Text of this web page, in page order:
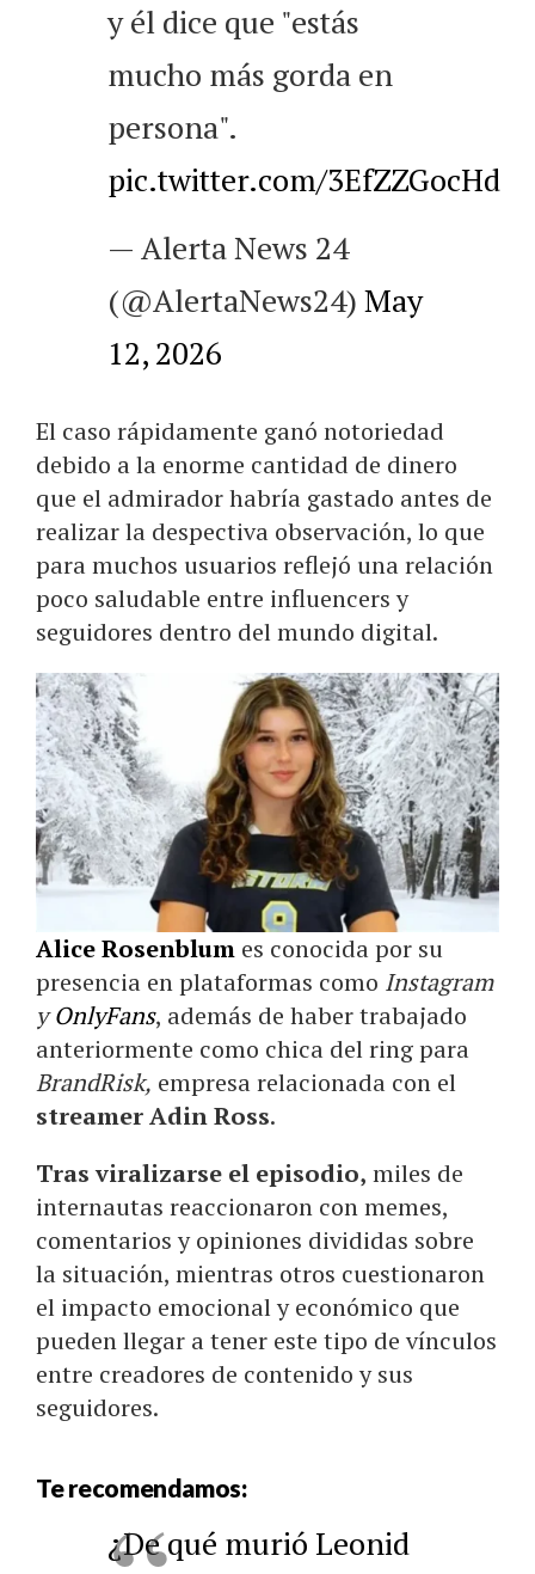
y él dice que "estás
mucho más gorda en
persona".
pic.twitter.com/3EfZZGocHd
— Alerta News 24
(@AlertaNews24) May
12, 2026
El caso rápidamente ganó notoriedad
debido a la enorme cantidad de dinero
que el admirador habría gastado antes de
realizar la despectiva observación, lo que
para muchos usuarios reflejó una relación
poco saludable entre influencers y
seguidores dentro del mundo digital.
Alice Rosenblum es conocida por su
presencia en plataformas como Instagram
yOnlyFans, además de haber trabajado
anteriormente como chica del ring para
BrandRisk, empresa relacionada con el
streamer Adin Ross.
Tras viralizarse el episodio, miles de
internautas reaccionaron con memes,
comentarios y opiniones divididas sobre
la situación, mientras otros cuestionaron
el impacto emocional y económico que
pueden llegar a tener este tipo de vínculos
entre creadores de contenido y sus
seguidores.
Te recomendamos:
¿De qué murió Leonid